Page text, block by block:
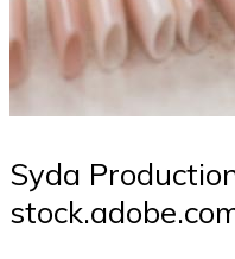
Syda